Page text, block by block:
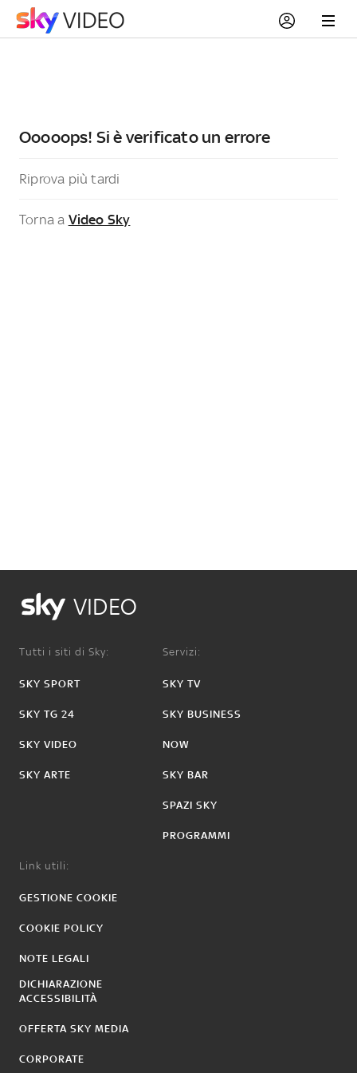
Ooooops! Si è verificato un errore
Riprova più tardi
Torna a Video Sky
VIDEO
Tutti i siti di Sky:
SKY SPORT
SKY TG 24
SKY VIDEO
SKY ARTE
Servizi:
SKY TV
SKY BUSINESS
NOW
SKY BAR
SPAZI SKY
PROGRAMMI
Link utili:
GESTIONE COOKIE
COOKIE POLICY
NOTE LEGALI
DICHIARAZIONE
ACCESSIBILITÀ
OFFERTA SKY MEDIA
CORPORATE